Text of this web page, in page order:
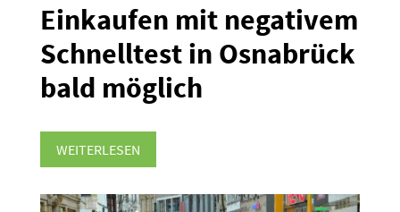
Einkaufen mit negativem
Schnelltest in Osnabrück
bald möglich
WEITERLESEN